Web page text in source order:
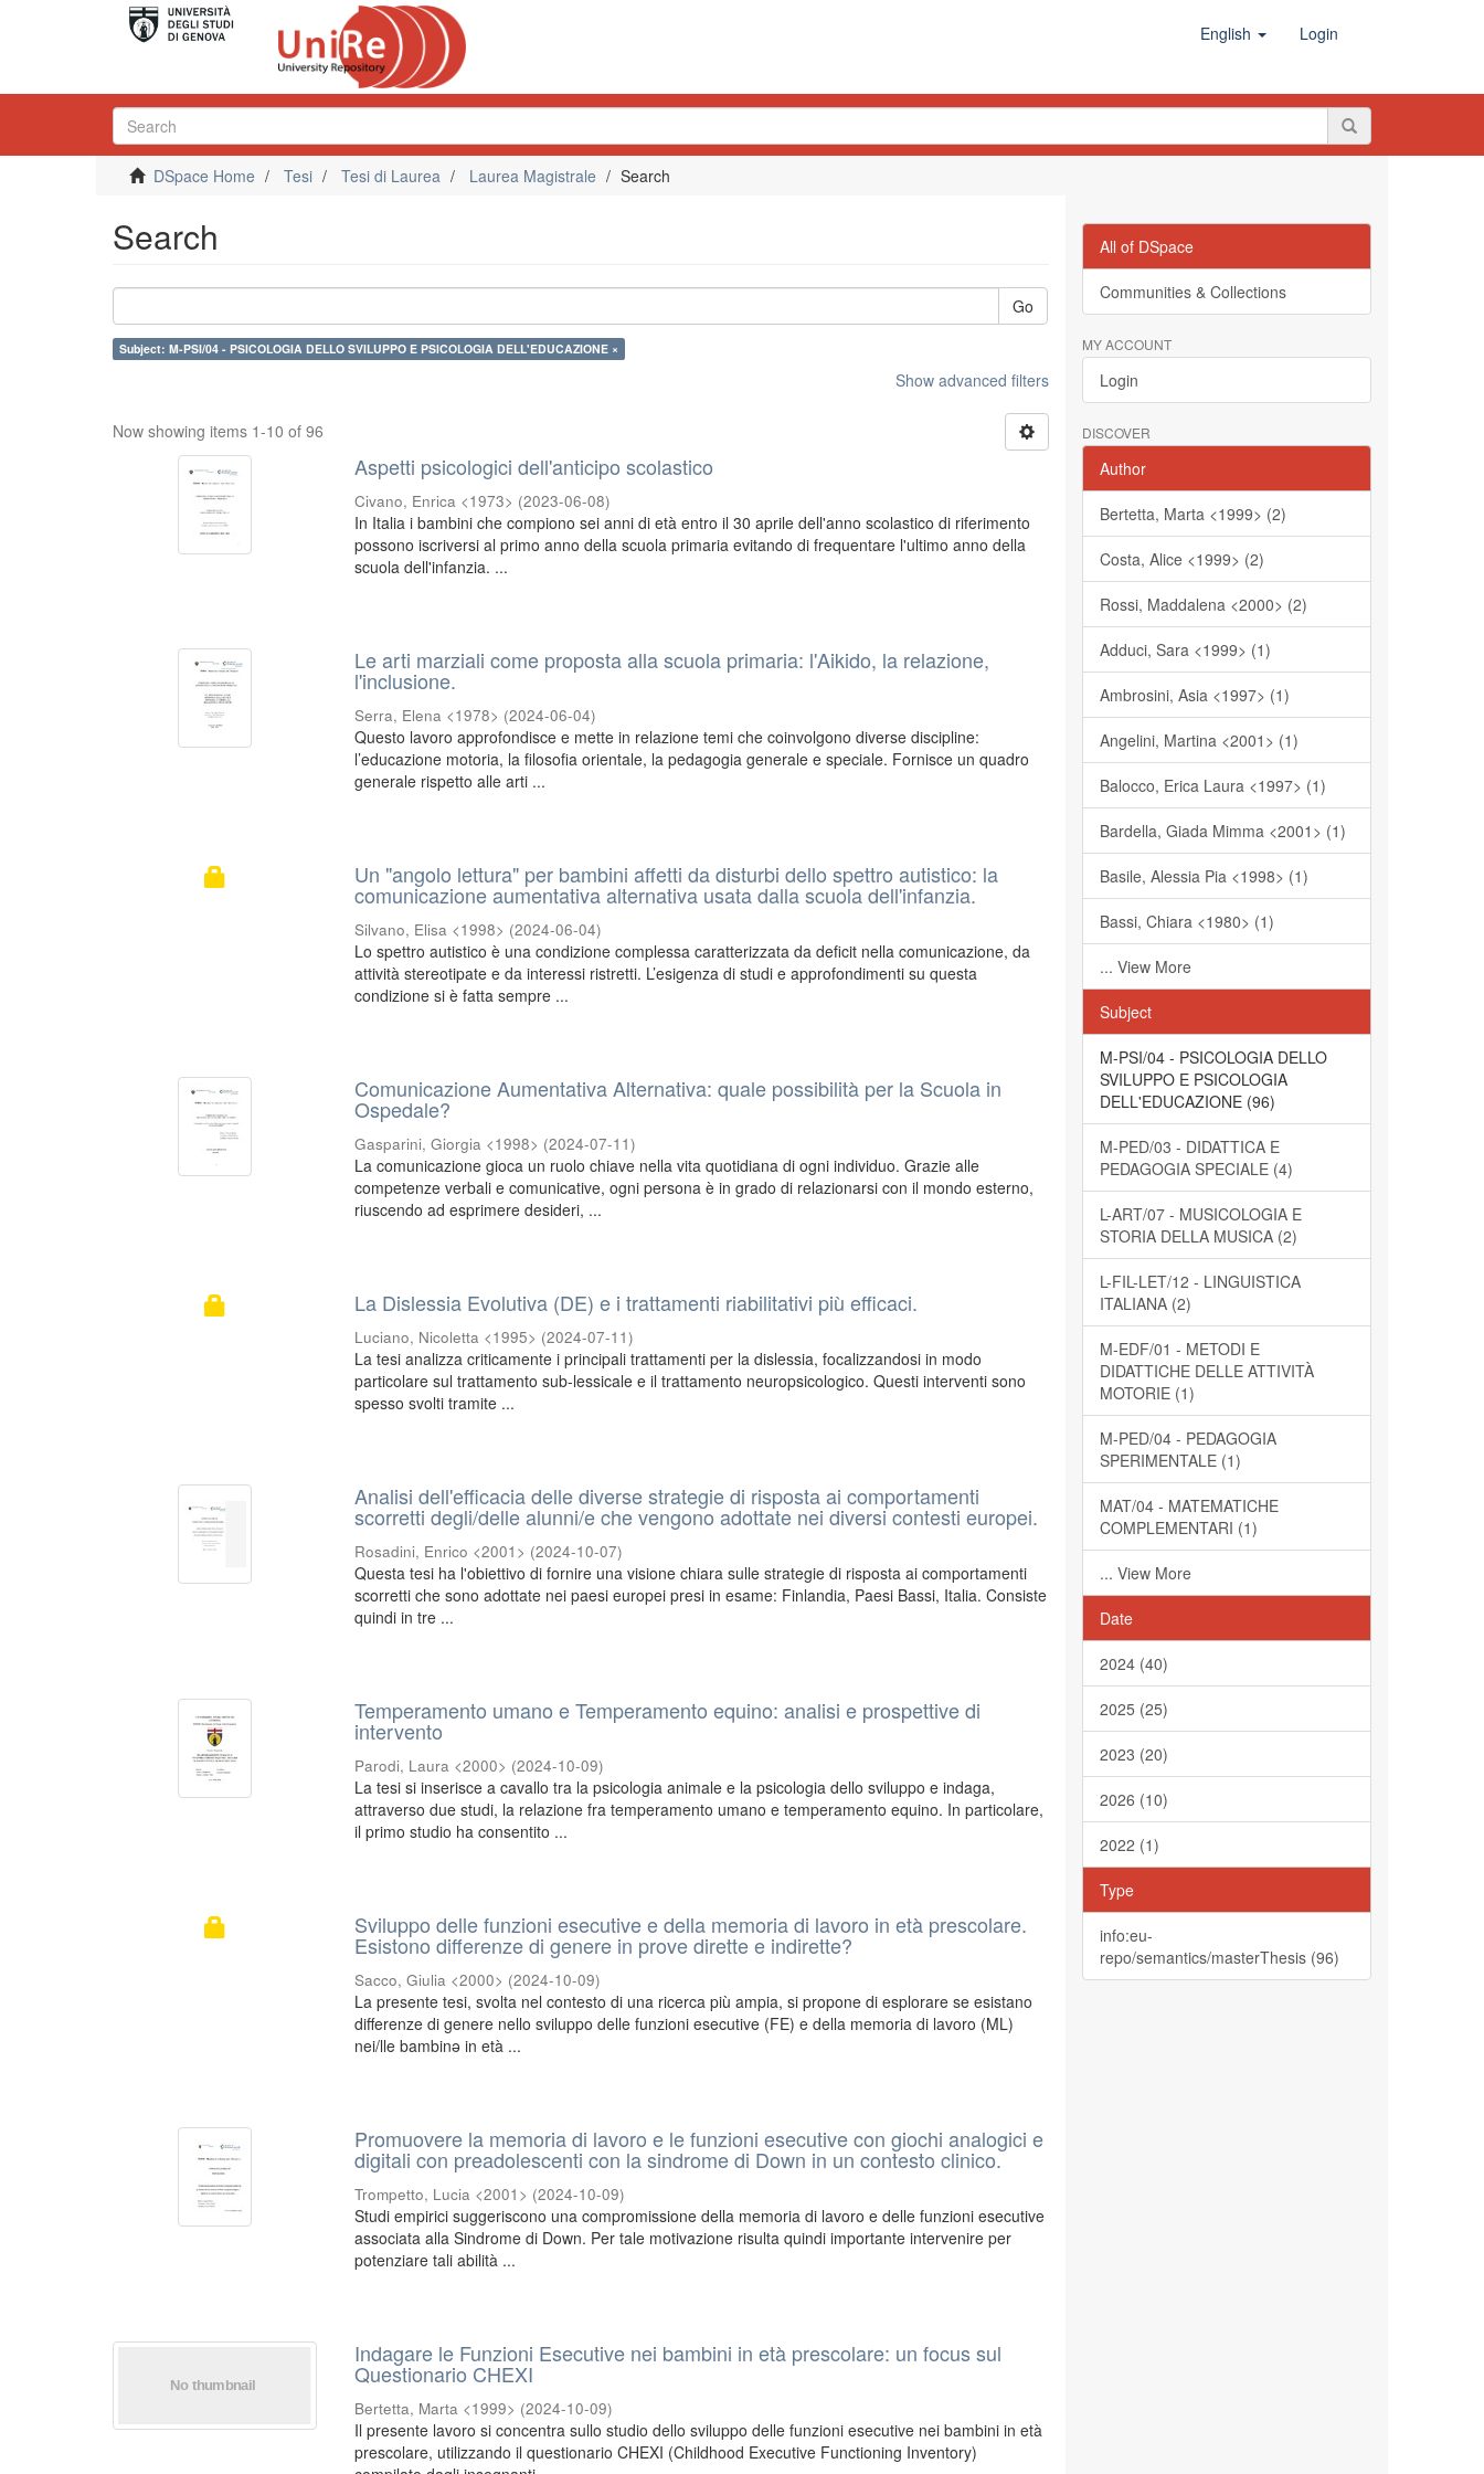
English Login
DSpace Home Tesi Tesi di Laurea Laurea Magistrale Search
Search
Go
Subject: M-PSI/04 - PSICOLOGIA DELLO SVILUPPO E PSICOLOGIA DELL'EDUCAZIONE ×
Show advanced filters
Now showing items 1-10 of 96
Aspetti psicologici dell'anticipo scolastico
Civano, Enrica <1973> (2023-06-08)
In Italia i bambini che compiono sei anni di età entro il 30 aprile dell'anno scolastico di riferimento
possono iscriversi al primo anno della scuola primaria evitando di frequentare l'ultimo anno della
scuola dell'infanzia. ...
Le arti marziali come proposta alla scuola primaria: l'Aikido, la relazione,
l'inclusione.
Serra, Elena <1978> (2024-06-04)
Questo lavoro approfondisce e mette in relazione temi che coinvolgono diverse discipline:
l’educazione motoria, la filosofia orientale, la pedagogia generale e speciale. Fornisce un quadro
generale rispetto alle arti ...
Un "angolo lettura" per bambini affetti da disturbi dello spettro autistico: la
comunicazione aumentativa alternativa usata dalla scuola dell'infanzia.
Silvano, Elisa <1998> (2024-06-04)
Lo spettro autistico è una condizione complessa caratterizzata da deficit nella comunicazione, da
attività stereotipate e da interessi ristretti. L’esigenza di studi e approfondimenti su questa
condizione si è fatta sempre ...
Comunicazione Aumentativa Alternativa: quale possibilità per la Scuola in
Ospedale?
Gasparini, Giorgia <1998> (2024-07-11)
La comunicazione gioca un ruolo chiave nella vita quotidiana di ogni individuo. Grazie alle
competenze verbali e comunicative, ogni persona è in grado di relazionarsi con il mondo esterno,
riuscendo ad esprimere desideri, ...
La Dislessia Evolutiva (DE) e i trattamenti riabilitativi più efficaci.
Luciano, Nicoletta <1995> (2024-07-11)
La tesi analizza criticamente i principali trattamenti per la dislessia, focalizzandosi in modo
particolare sul trattamento sub-lessicale e il trattamento neuropsicologico. Questi interventi sono
spesso svolti tramite ...
Analisi dell'efficacia delle diverse strategie di risposta ai comportamenti
scorretti degli/delle alunni/e che vengono adottate nei diversi contesti europei.
Rosadini, Enrico <2001> (2024-10-07)
Questa tesi ha l'obiettivo di fornire una visione chiara sulle strategie di risposta ai comportamenti
scorretti che sono adottate nei paesi europei presi in esame: Finlandia, Paesi Bassi, Italia. Consiste
quindi in tre ...
Temperamento umano e Temperamento equino: analisi e prospettive di
intervento
Parodi, Laura <2000> (2024-10-09)
La tesi si inserisce a cavallo tra la psicologia animale e la psicologia dello sviluppo e indaga,
attraverso due studi, la relazione fra temperamento umano e temperamento equino. In particolare,
il primo studio ha consentito ...
Sviluppo delle funzioni esecutive e della memoria di lavoro in età prescolare.
Esistono differenze di genere in prove dirette e indirette?
Sacco, Giulia <2000> (2024-10-09)
La presente tesi, svolta nel contesto di una ricerca più ampia, si propone di esplorare se esistano
differenze di genere nello sviluppo delle funzioni esecutive (FE) e della memoria di lavoro (ML)
nei/lle bambinə in età ...
Promuovere la memoria di lavoro e le funzioni esecutive con giochi analogici e
digitali con preadolescenti con la sindrome di Down in un contesto clinico.
Trompetto, Lucia <2001> (2024-10-09)
Studi empirici suggeriscono una compromissione della memoria di lavoro e delle funzioni esecutive
associata alla Sindrome di Down. Per tale motivazione risulta quindi importante intervenire per
potenziare tali abilità ...
Indagare le Funzioni Esecutive nei bambini in età prescolare: un focus sul
Questionario CHEXI
Bertetta, Marta <1999> (2024-10-09)
Il presente lavoro si concentra sullo studio dello sviluppo delle funzioni esecutive nei bambini in età
prescolare, utilizzando il questionario CHEXI (Childhood Executive Functioning Inventory)
All of DSpace
Communities & Collections
MY ACCOUNT
Login
DISCOVER
Author
Bertetta, Marta <1999> (2)
Costa, Alice <1999> (2)
Rossi, Maddalena <2000> (2)
Adduci, Sara <1999> (1)
Ambrosini, Asia <1997> (1)
Angelini, Martina <2001> (1)
Balocco, Erica Laura <1997> (1)
Bardella, Giada Mimma <2001> (1)
Basile, Alessia Pia <1998> (1)
Bassi, Chiara <1980> (1)
... View More
Subject
M-PSI/04 - PSICOLOGIA DELLO
SVILUPPO E PSICOLOGIA
DELL'EDUCAZIONE (96)
M-PED/03 - DIDATTICA E
PEDAGOGIA SPECIALE (4)
L-ART/07 - MUSICOLOGIA E
STORIA DELLA MUSICA (2)
L-FIL-LET/12 - LINGUISTICA
ITALIANA (2)
M-EDF/01 - METODI E
DIDATTICHE DELLE ATTIVITÀ
MOTORIE (1)
M-PED/04 - PEDAGOGIA
SPERIMENTALE (1)
MAT/04 - MATEMATICHE
COMPLEMENTARI (1)
... View More
Date
2024 (40)
2025 (25)
2023 (20)
2026 (10)
2022 (1)
Type
info:eu-
repo/semantics/masterThesis (96)